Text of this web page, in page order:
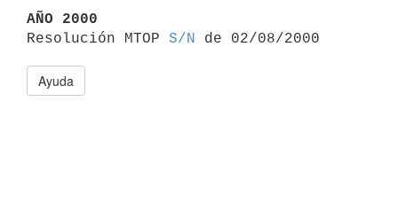
AÑO 2000
Resolución MTOP S/N
Ayuda